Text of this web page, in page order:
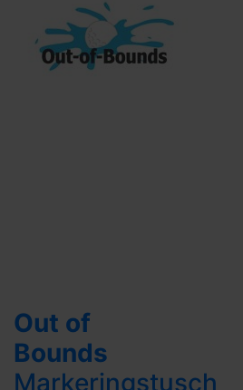
Out of
Bounds
Markeringstusch